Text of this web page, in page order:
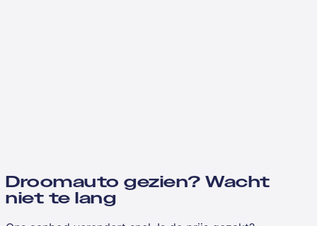
Droomauto gezien? Wacht
niet te lang